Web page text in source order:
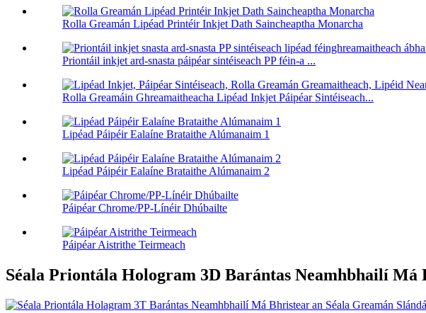
Rolla Greamán Lipéad Printéir Inkjet Dath Saincheaptha Monarcha
Priontáil inkjet ard-snasta páipéar sintéiseach PP féin-a ...
Rolla Greamáin Ghreamaitheacha Lipéad Inkjet Páipéar Sintéiseach...
Lipéad Páipéir Ealaíne Brataithe Alúmanaim 1
Lipéad Páipéir Ealaíne Brataithe Alúmanaim 2
Páipéar Chrome/PP-Línéir Dhúbailte
Páipéar Aistrithe Teirmeach
Séala Priontála Hologram 3D Barántas Neamhbhailí